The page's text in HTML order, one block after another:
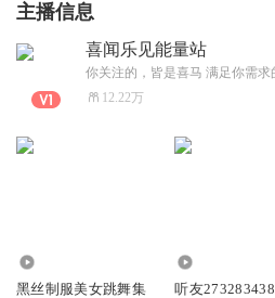
主播信息
喜闻乐见能量站
你关注的，皆是喜马 满足你需求
12.22万
黑丝制服美女跳舞集
听友